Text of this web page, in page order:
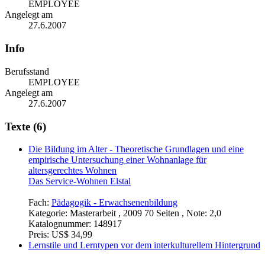
EMPLOYEE
Angelegt am
27.6.2007
Info
Berufsstand
EMPLOYEE
Angelegt am
27.6.2007
Texte (6)
Die Bildung im Alter - Theoretische Grundlagen und eine
empirische Untersuchung einer Wohnanlage für
altersgerechtes Wohnen
Das Service-Wohnen Elstal
Fach: Pädagogik - Erwachsenenbildung
Kategorie: Masterarbeit , 2009 70 Seiten , Note: 2,0
Katalognummer: 148917
Preis: US$ 34,99
Lernstile und Lerntypen vor dem interkulturellem Hintergrund